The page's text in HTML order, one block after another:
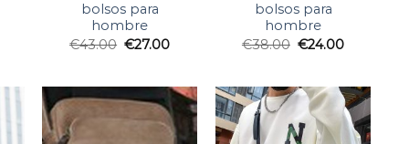
bolsos para
hombre
€43.00 €27.00
bolsos para
hombre
€38.00 €24.00